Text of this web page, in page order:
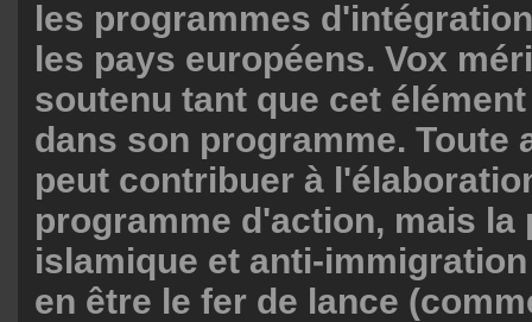
les programmes
les pays européens. Vox
soutenu tant que cet
dans son programme. Toute
peut contribuer à
programme d'action, mais la
islamique et anti-
en être le fer de lance